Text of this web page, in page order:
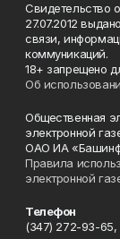
Свидетельство
27.07.2012
связи,
коммуникаций.
18+ запрещено
Об
Общественная
электронной
ОАО ИА
Правила
электронной
Телефон
(347) 272-93-